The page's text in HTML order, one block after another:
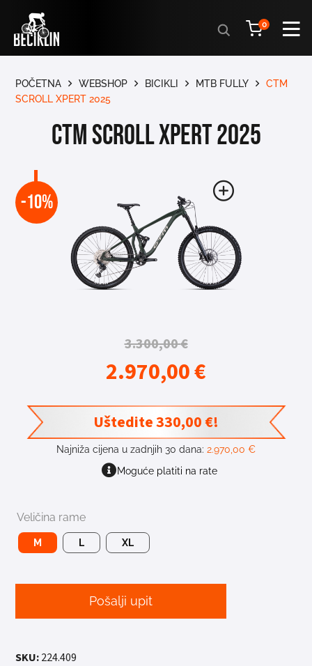
Products
search
0
POČETNA WEBSHOP BICIKLI MTB FULLY
CTM
SCROLL XPERT 2025
CTM SCROLL XPERT 2025
-10%
3.300,00€
2.970,00€
Uštedite330,00€!
Najniža cijena u zadnjih 30 dana: 2.970,00 €
Moguće platiti na rate
Veličina rame
M L XL
Pošalji upit
SKU:224.409